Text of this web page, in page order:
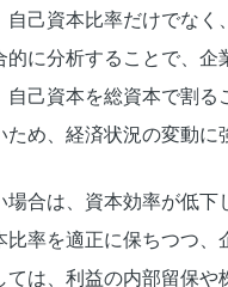
己資本比率だけでな
に分析することで、
己資本を総資本で割
め、経済状況の変動に
場合は、資本効率が低
率を適正に保ちつつ
は、利益の内部留保